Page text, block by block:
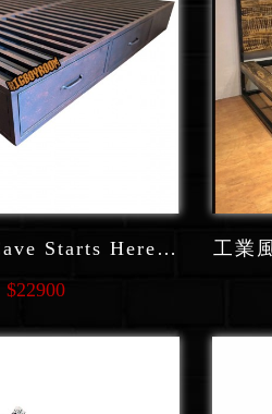
The Man Cave Starts Here 美式鋼鐵結構雙人5尺床箱 F143
$22900
工業